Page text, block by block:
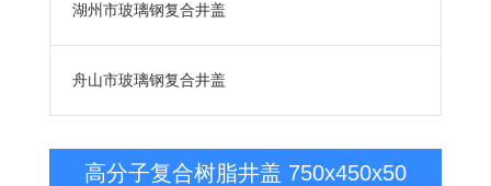
湖州市玻璃钢复合井盖
舟山市玻璃钢复合井盖
高分子复合树脂井盖 750x450x50